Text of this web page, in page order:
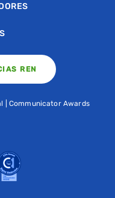
REN
| Communicator Awards